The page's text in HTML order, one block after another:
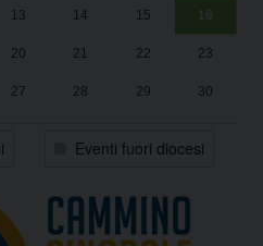
13 14 15 16
20 21 22 23
27 28 29 30
Eventi fuori diocesi